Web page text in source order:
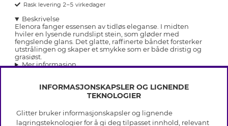
Rask levering 2–5 virkedager
Beskrivelse
Elenora fanger essensen av tidløs eleganse. I midten
hviler en lysende rundslipt stein, som gløder med
fengslende glans. Det glatte, raffinerte båndet forsterker
utstrålingen og skaper et smykke som er både dristig og
grasiøst.
Mer informasjon
INFO
INFORMASJONSKAPSLER OG LIGNENDE
TEKNOLOGIER
Glitter bruker informasjonskapsler og lignende
lagringsteknologier for å gi deg tilpasset innhold, relevant